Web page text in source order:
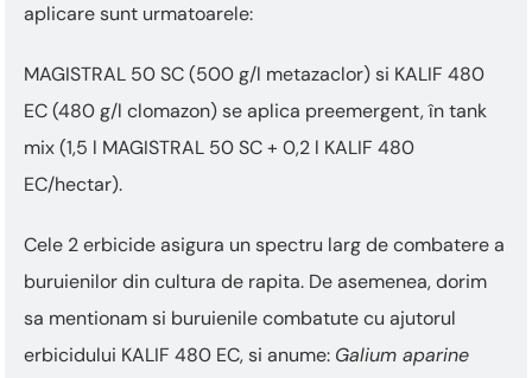
aplicare sunt urmatoarele:
MAGISTRAL 50 SC (500 g/l metazaclor) si KALIF 480
EC (480 g/l clomazon) se aplica preemergent, în tank
mix (1,5 l MAGISTRAL 50 SC + 0,2 l KALIF 480
EC/hectar).
Cele 2 erbicide asigura un spectru larg de combatere a
buruienilor din cultura de rapita. De asemenea, dorim
sa mentionam si buruienile combatute cu ajutorul
erbicidului KALIF 480 EC, si anume: Galium aparine